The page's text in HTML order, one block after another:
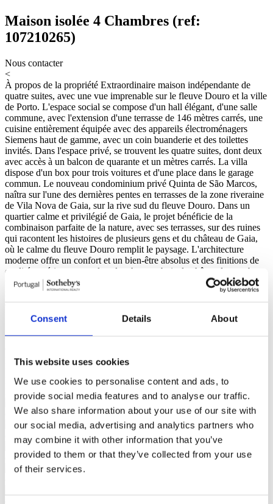
Consent Details About
This website uses cookies
We use cookies to personalise content and ads, to
provide social media features and to analyse our traffic.
We also share information about your use of our site with
our social media, advertising and analytics partners who
may combine it with other information that you’ve
provided to them or that they’ve collected from your use
of their services.
Maison isolée 4 Chambres (ref:
107210265)
Nous contacter
<
À propos de la propriété Extraordinaire maison indépendante de
quatre suites, avec une vue imprenable sur le fleuve Douro et la ville
de Porto. L'espace social se compose d'un hall élégant, d'une salle
commune, avec l'extension d'une terrasse de 146 mètres carrés, une
cuisine entièrement équipée avec des appareils électroménagers
Siemens haut de gamme, avec un coin buanderie et des toilettes
invités. Dans l'espace privé, se trouvent les quatre suites, dont deux
avec accès à un balcon de quarante et un mètres carrés. La villa
dispose d'un box pour trois voitures et d'une place dans le garage
commun. Le nouveau condominium privé Quinta de São Marcos,
naîtra sur l'une des dernières pentes en terrasses de la zone riveraine
de Vila Nova de Gaia, sur la rive sud du fleuve Douro. Dans un
quartier calme et privilégié de Gaia, le projet bénéficie de la
combinaison parfaite de la nature, avec ses terrasses, sur des ruines
qui racontent les histoires de plusieurs gens et du château de Gaia,
où le calme du fleuve Douro remplit le paysage. L'architecture
moderne offre un confort et un bien-être absolus et des finitions de
qualité supérieure avec des planchers en bois de chêne, des marbres,
un climatiseur, une pompe à chaleur, des panneaux solaires, un
récupérateur de chaleur, des cadres Cortizo et un système
d'interphone vidéo.
Le nouveau développement résidentiel Quinta de São Marcos, de
appartements et trois maisons avec des surfaces comprises entre 72
pièce) et T4 (appartement 4 pièces), avec espaces communs comme
Douro et la ville de Porto. Lire plus +
Boavistazul - Mediação Imobiliária, Lda. - AMI 10447